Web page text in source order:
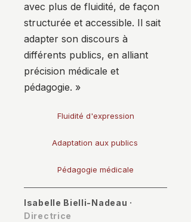
avec plus de fluidité, de façon
structurée et accessible. Il sait
adapter son discours à
différents publics, en alliant
précision médicale et
pédagogie. »
Fluidité d'expression
Adaptation aux publics
Pédagogie médicale
Isabelle Bielli-Nadeau ·
Directrice